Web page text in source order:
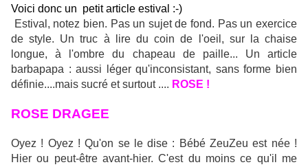
Voici donc un petit article estival :-)
Estival, notez bien. Pas un sujet de fond. Pas un exercice
de style. Un truc à lire du coin de l'oeil, sur la chaise
longue, à l'ombre du chapeau de paille... Un article
barbapapa : aussi léger qu'inconsistant, sans forme bien
définie....mais sucré et surtout .... ROSE !
ROSE DRAGEE
Oyez ! Oyez ! Qu'on se le dise : Bébé ZeuZeu est née !
Hier ou peut-être avant-hier. C'est du moins ce qu'il me